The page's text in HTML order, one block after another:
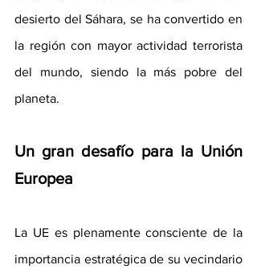
desierto del Sáhara, se ha convertido en
la región con mayor actividad terrorista
del mundo, siendo la más pobre del
planeta.
Un gran desafío para la Unión
Europea
La UE es plenamente consciente de la
importancia estratégica de su vecindario